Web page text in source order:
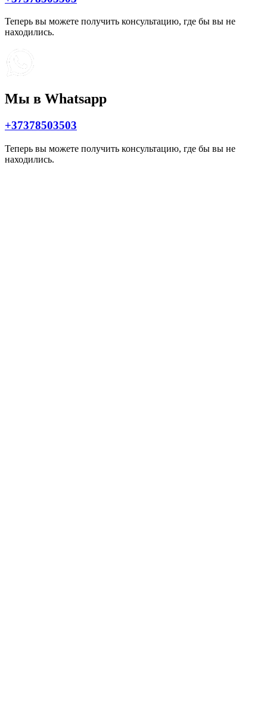
Теперь вы можете получить консультацию, где бы вы не
находились.
Мы в Whatsapp
+37378503503
Теперь вы можете получить консультацию, где бы вы не
находились.